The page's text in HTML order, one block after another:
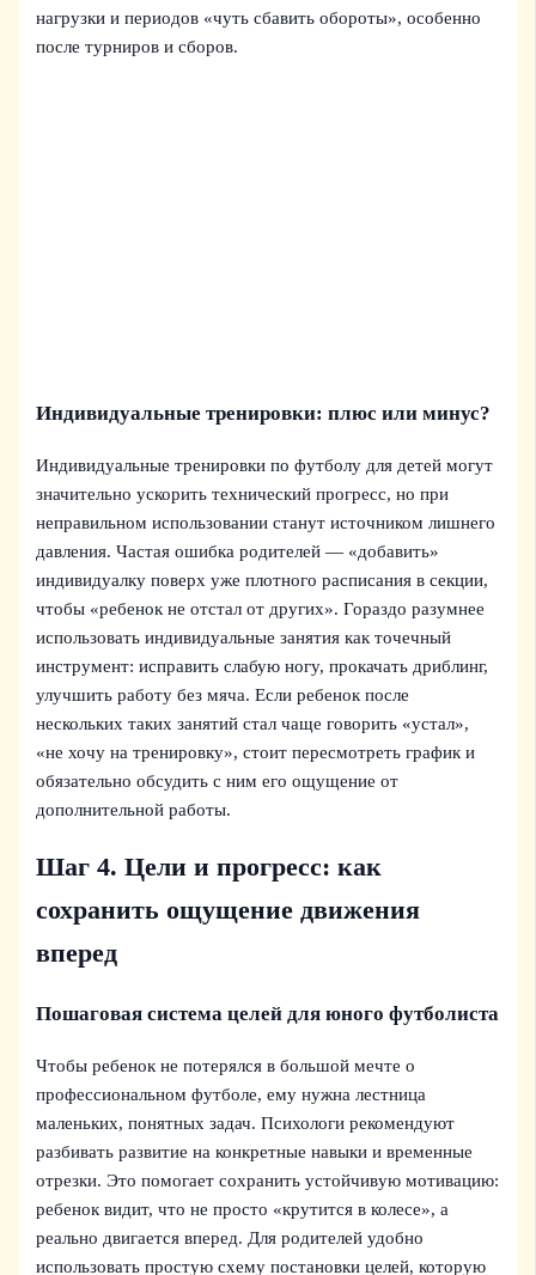
нагрузки и периодов «чуть сбавить обороты», особенно
после турниров и сборов.
Индивидуальные тренировки: плюс или минус?
Индивидуальные тренировки по футболу для детей могут
значительно ускорить технический прогресс, но при
неправильном использовании станут источником лишнего
давления. Частая ошибка родителей — «добавить»
индивидуалку поверх уже плотного расписания в секции,
чтобы «ребенок не отстал от других». Гораздо разумнее
использовать индивидуальные занятия как точечный
инструмент: исправить слабую ногу, прокачать дриблинг,
улучшить работу без мяча. Если ребенок после
нескольких таких занятий стал чаще говорить «устал»,
«не хочу на тренировку», стоит пересмотреть график и
обязательно обсудить с ним его ощущение от
дополнительной работы.
Шаг 4. Цели и прогресс: как
сохранить ощущение движения
вперед
Пошаговая система целей для юного футболиста
Чтобы ребенок не потерялся в большой мечте о
профессиональном футболе, ему нужна лестница
маленьких, понятных задач. Психологи рекомендуют
разбивать развитие на конкретные навыки и временные
отрезки. Это помогает сохранить устойчивую мотивацию:
ребенок видит, что не просто «крутится в колесе», а
реально двигается вперед. Для родителей удобно
использовать простую схему постановки целей, которую